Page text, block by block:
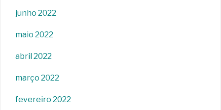
junho 2022
maio 2022
abril 2022
março 2022
fevereiro 2022